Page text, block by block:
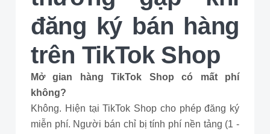
đăng ký bán hàng
trên TikTok Shop
Mở gian hàng TikTok Shop có mất phí
không?
Không. Hiện tại TikTok Shop cho phép đăng ký
miễn phí. Người bán chỉ bị tính phí nền tảng (1 -